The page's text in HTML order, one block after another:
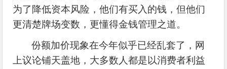
为了降低资本风险，他们有买入的钱，但他们
更清楚牌场变数，更懂得金钱管理之道。
份额加价现象在今年似乎已经乱套了，网
上议论铺天盖地，大多数人都是以消费者利益